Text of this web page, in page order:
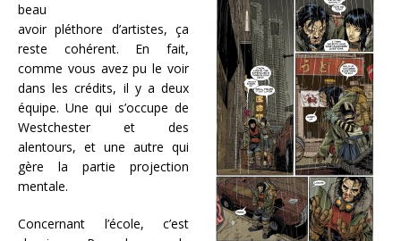
beau
avoir pléthore d’artistes, ça
reste cohérent. En fait,
comme vous avez pu le voir
dans les crédits, il y a deux
équipe. Une qui s’occupe de
Westchester et des
alentours, et une autre qui
gère la partie projection
mentale.
Concernant l’école, c’est